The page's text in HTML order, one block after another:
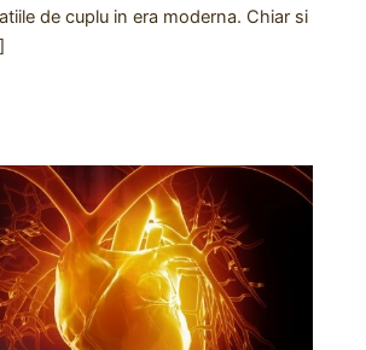
de cuplu in era moderna. Chiar si